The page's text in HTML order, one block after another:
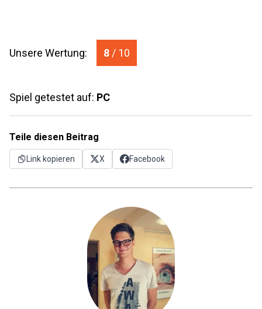
Unsere Wertung: 8 / 10
Spiel getestet auf: PC
Teile diesen Beitrag
Link kopieren X Facebook